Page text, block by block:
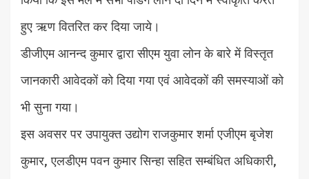
हुए ऋण वितरित कर दिया जाये।
डीजीएम आनन्द कुमार द्वारा सीएम युवा लोन के बारे में विस्तृत
जानकारी आवेदकों को दिया गया एवं आवेदकों की समस्याओं को
भी सुना गया।
इस अवसर पर उपायुक्त उद्योग राजकुमार शर्मा एजीएम बृजेश
कुमार, एलडीएम पवन कुमार सिन्हा सहित सम्बंधित अधिकारी,